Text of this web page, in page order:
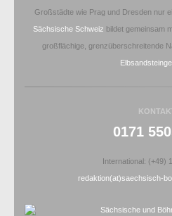
Großstädte wie Prag und Dresden nur
Sächsische Schweiz bildet gemeinsam
großflächige, grenzüberschreitende
0171
International: (+49)
redaktion(at)saechsisch-